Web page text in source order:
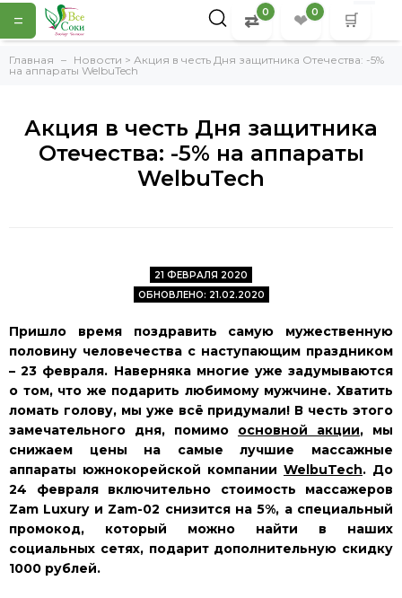
= ⇄ 0 ❤ 0 🛒
Главная
Новости > Акция в честь Дня защитника Отечества: -5%
на аппараты WelbuTech
Акция в честь Дня защитника
Отечества: -5% на аппараты
WelbuTech
21 ФЕВРАЛЯ 2020
ОБНОВЛЕНО: 21.02.2020
Пришло время поздравить самую мужественную
половину человечества с наступающим праздником
– 23 февраля. Наверняка многие уже задумываются
о том, что же подарить любимому мужчине. Хватить
ломать голову, мы уже всё придумали! В честь этого
замечательного дня, помимо основной акции, мы
снижаем цены на самые лучшие массажные
аппараты южнокорейской компании WelbuTech. До
24 февраля включительно стоимость массажеров
Zam Luxury и Zam-02 снизится на 5%, а специальный
промокод, который можно найти в наших
социальных сетях, подарит дополнительную скидку
1000 рублей.